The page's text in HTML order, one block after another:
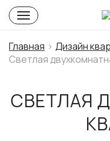
Главная
Дизайн
Светлая
СВЕТЛАЯ